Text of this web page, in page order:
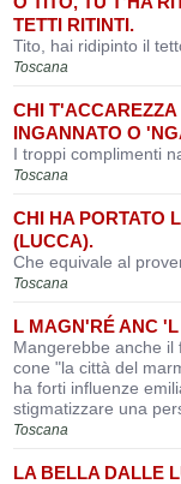
TETTI RITINTI.
Tito, hai ridipinto il
Toscana
CHI
INGANNATO O
I troppi complimenti
Toscana
CHI HA PORTATO
(LUCCA).
Che equivale al
Toscana
L MAGN'RÉ ANC
Mangerebbe anche il
cone "la città del
ha forti influenze
stigmatizzare una
Toscana
LA BELLA DALLE